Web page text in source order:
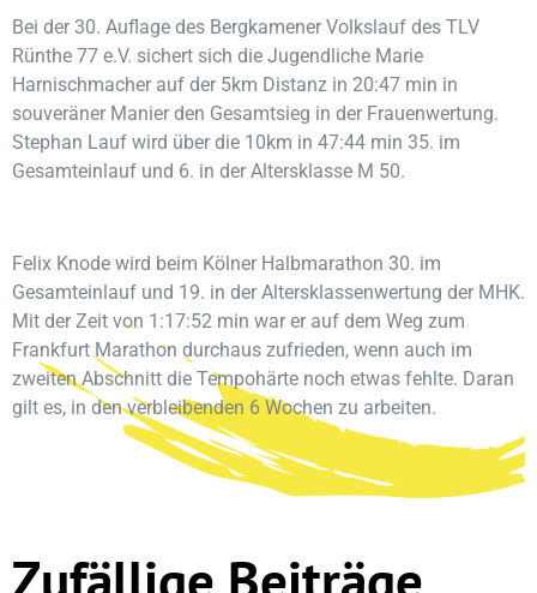
Bei der 30. Auflage des Bergkamener Volkslauf des TLV
Rünthe 77 e.V. sichert sich die Jugendliche Marie
Harnischmacher auf der 5km Distanz in 20:47 min in
souveräner Manier den Gesamtsieg in der Frauenwertung.
Stephan Lauf wird über die 10km in 47:44 min 35. im
Gesamteinlauf und 6. in der Altersklasse M 50.
Felix Knode wird beim Kölner Halbmarathon 30. im
Gesamteinlauf und 19. in der Altersklassenwertung der MHK.
Mit der Zeit von 1:17:52 min war er auf dem Weg zum
Frankfurt Marathon durchaus zufrieden, wenn auch im
zweiten Abschnitt die Tempohärte noch etwas fehlte. Daran
gilt es, in den verbleibenden 6 Wochen zu arbeiten.